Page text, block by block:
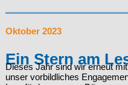
Oktober 2023
Ein Stern am
Dieses Jahr sind wir erneut
unser vorbildliches